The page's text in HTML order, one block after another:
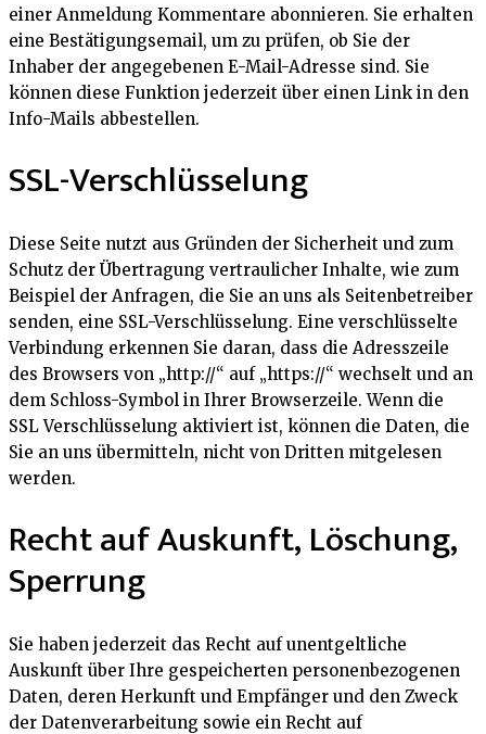
einer Anmeldung Kommentare abonnieren. Sie erhalten
eine Bestätigungsemail, um zu prüfen, ob Sie der
Inhaber der angegebenen E-Mail-Adresse sind. Sie
können diese Funktion jederzeit über einen Link in den
Info-Mails abbestellen.
SSL-Verschlüsselung
Diese Seite nutzt aus Gründen der Sicherheit und zum
Schutz der Übertragung vertraulicher Inhalte, wie zum
Beispiel der Anfragen, die Sie an uns als Seitenbetreiber
senden, eine SSL-Verschlüsselung. Eine verschlüsselte
Verbindung erkennen Sie daran, dass die Adresszeile
des Browsers von „http://“ auf „https://“ wechselt und an
dem Schloss-Symbol in Ihrer Browserzeile. Wenn die
SSL Verschlüsselung aktiviert ist, können die Daten, die
Sie an uns übermitteln, nicht von Dritten mitgelesen
werden.
Recht auf Auskunft, Löschung,
Sperrung
Sie haben jederzeit das Recht auf unentgeltliche
Auskunft über Ihre gespeicherten personenbezogenen
Daten, deren Herkunft und Empfänger und den Zweck
der Datenverarbeitung sowie ein Recht auf